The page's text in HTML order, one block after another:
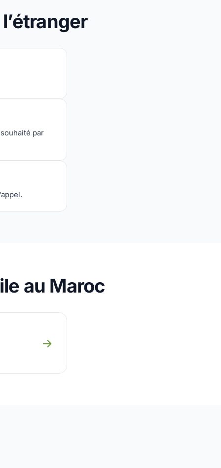
par
au Maroc
→